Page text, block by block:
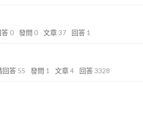
答 0 發問 0 文章37 回答 1
回答 55 發問 1 文章4 回答3328